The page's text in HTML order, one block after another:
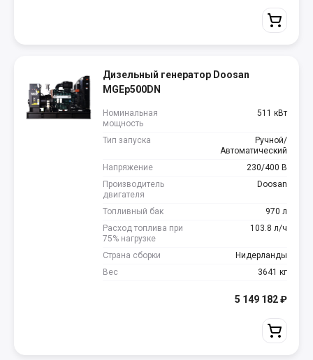
Дизельный генератор Doosan
MGEp500DN
Номинальная
мощность
511 кВт
Тип запуска
Ручной/
Автоматический
Напряжение
230/400 В
Производитель
двигателя
Doosan
Топливный бак
970 л
Расход топлива при
75% нагрузке
103.8 л/ч
Страна сборки
Нидерланды
Вес
3641 кг
5 149 182₽